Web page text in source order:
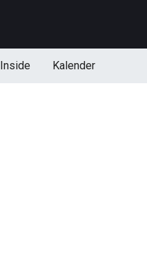
Inside Kalender